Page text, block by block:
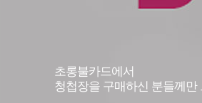
초롱불카드에서
청첩장을 구매하신 분들께만